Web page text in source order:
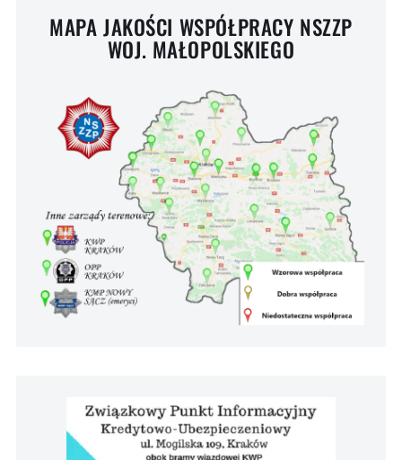
MAPA JAKOŚCI WSPÓŁPRACY NSZZP
WOJ. MAŁOPOLSKIEGO